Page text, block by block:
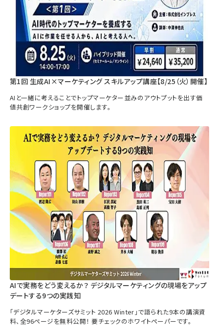
第1回 生成AI×マーケティング スキルアップ講座【8/25（火）開催】
AIと一緒に考えることでトップマーケター並みのアウトプットを出す価
値共創ワークショップを開催します。
AIで実務をどう変えるか？ デジタルマーケティングの現場をアップ
デートする9つの実践知
「デジタルマーケターズサミット 2026 Winter」で語られた9本の講演資
料、全96ページを無料公開！ 要チェックのホワイトペーパーです。